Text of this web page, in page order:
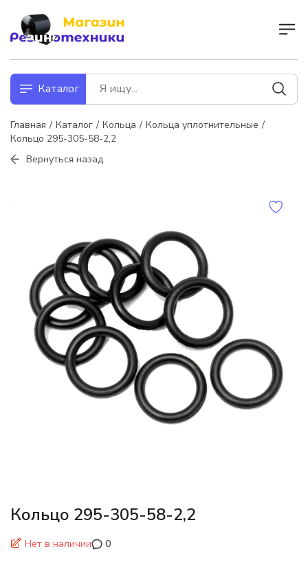
Каталог
Главная Каталог Кольца
Кольца уплотнительные
Кольцо 295-305-58-2,2
Вернуться назад
Кольцо 295-305-58-2,2
Нет в наличии 0